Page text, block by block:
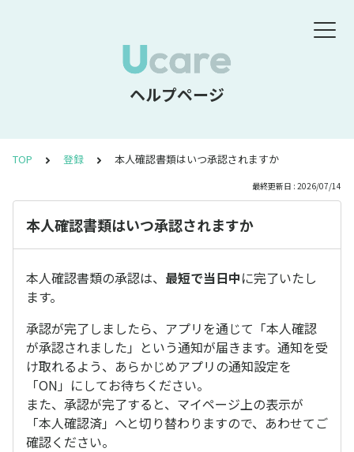
ヘルプページ
TOP 登録 本人確認書類はいつ承認されますか
最終更新日 : 2026/07/14
本人確認書類はいつ承認されますか
本人確認書類の承認は、 最短で当日中に完了いたし
ます。
承認が完了しましたら、アプリを通じて「本人確認
が承認されました」という通知が届きます。通知を受
け取れるよう、あらかじめアプリの通知設定を
「ON」にしてお待ちください。
また、承認が完了すると、マイページ上の表示が
「本人確認済」へと切り替わりますので、あわせてご
確認ください。